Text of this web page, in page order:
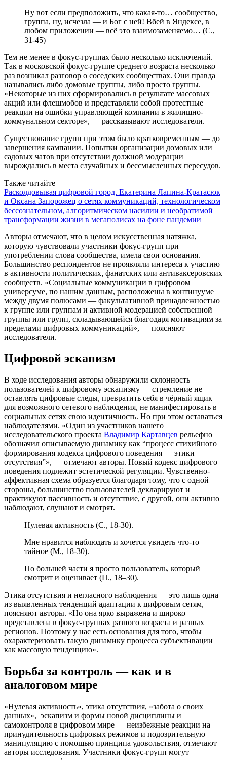
Ну вот если предположить, что какая-то… сообщество,
группа, ну, исчезла — и Бог с ней! Вбей в Яндексе, в
любом приложении — всё это взаимозаменяемо… (С.,
31-45)
Тем не менее в фокус-группах было несколько исключений.
Так в московской фокус-группе среднего возраста несколько
раз возникал разговор о соседских сообществах. Они правда
назывались либо домовые группы, либо просто группы.
«Некоторые из них сформировались в результате массовых
акций или флешмобов и представляли собой протестные
реакции на ошибки управляющей компании в жилищно-
коммунальном секторе», — рассказывают исследователи.
Существование групп при этом было кратковременным — до
завершения кампании. Попытки организации домовых или
садовых чатов при отсутствии должной модерации
вырождались в места случайных и бессмысленных пересудов.
Также читайте
Расколдовывая цифровой город. Екатерина Лапина-Кратасюк
и Оксана Запорожец о сетях коммуникаций, технологическом
бессознательном, алгоритмическом насилии и необратимой
трансформации жизни в мегаполисах на фоне пандемии
Авторы отмечают, что в целом искусственная натяжка,
которую чувствовали участники фокус-групп при
употреблении слова сообщества, имела свои основания.
Большинство респондентов не проявляли интереса к участию
в активности политических, фанатских или антиваксеровских
сообществ. «Социальные коммуникации в цифровом
универсуме, по нашим данным, расположены в континууме
между двумя полюсами — факультативной принадлежностью
к группе или группам и активной модерацией собственной
группы или групп, складывающейся благодаря мотивациям за
пределами цифровых коммуникаций», — поясняют
исследователи.
Цифровой эскапизм
В ходе исследования авторы обнаружили склонность
пользователей к цифровому эскапизму — стремление не
оставлять цифровые следы, превратить себя в чёрный ящик
для возможного сетевого наблюдения, не манифестировать в
социальных сетях свою идентичность. Но при этом оставаться
наблюдателями. «Один из участников нашего
исследовательского проекта Владимир Картавцев рельефно
обозначил описываемую динамику как “процесс стихийного
формирования кодекса цифрового поведения — этики
отсутствия”», — отмечают авторы. Новый кодекс цифрового
поведения подлежит эстетической регуляции. Чувственно-
аффективная схема образуется благодаря тому, что с одной
стороны, большинство пользователей декларируют и
практикуют пассивность и отсутствие, с другой, они активно
наблюдают, слушают и смотрят.
Нулевая активность (С., 18-30).
Мне нравится наблюдать и хочется увидеть что-то
тайное (М., 18-30).
По большей части я просто пользователь, который
смотрит и оценивает (П., 18–30).
Этика отсутствия и негласного наблюдения — это лишь одна
из выявленных тенденций адаптации к цифровым сетям,
поясняют авторы. «Но она ярко выражена и широко
представлена в фокус-группах разного возраста и разных
регионов. Поэтому у нас есть основания для того, чтобы
охарактеризовать такую динамику процесса субъективации
как массовую тенденцию».
Борьба за контроль — как и в
аналоговом мире
«Нулевая активность», этика отсутствия, «забота о своих
данных», эскапизм и формы новой дисциплины и
самоконтроля в цифровом мире — неизбежные реакции на
принудительность цифровых режимов и подозрительную
манипуляцию с помощью принципа удовольствия, отмечают
авторы исследования. Участники фокус-групп могут